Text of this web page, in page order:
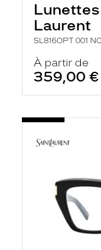
Laurent
SL816OPT 001
À partir de
359,00 €